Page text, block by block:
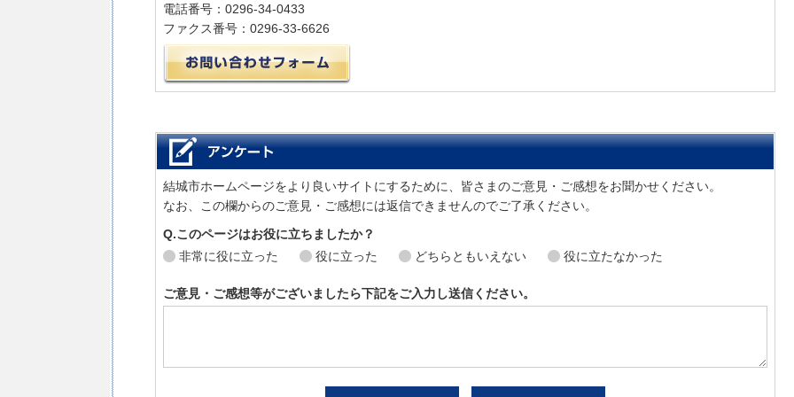
電話番号：0296-34-0433
ファクス番号：0296-33-6626
結城市ホームページをより良いサイトにするために、皆さまのご意見・ご感想をお聞かせください。
なお、この欄からのご意見・ご感想には返信できませんのでご了承ください。
Q.このページはお役に立ちましたか？
非常に役に立った
役に立った どちらともいえない 役に立たなかった
ご意見・ご感想等がございましたら下記をご入力し送信ください。